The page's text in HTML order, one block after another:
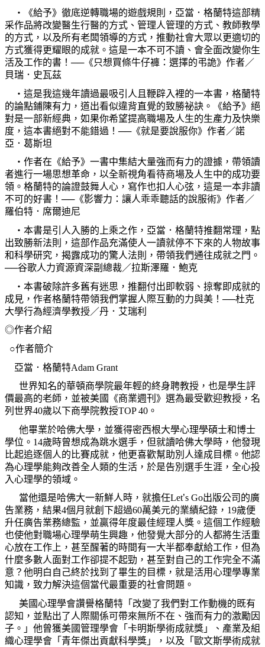
‧《給予》徹底逆轉職場的遊戲規則，亞當．格蘭特這部精
采作品將改變醫生行醫的方式、管理人管理的方式、教師教學
的方式，以及所有老闆領導的方式，推動社會大眾以更適切的
方式獲得更耀眼的成就。這是一本不可不讀、會全面改變你生
活及工作的書！──《只想買條牛仔褲：選擇的弔詭》作者／
貝瑞．史瓦茲
‧這是我這幾年讀過最吸引人且鞭辟入裡的一本書，格蘭特
的論點鋪陳有力，道出看似違背直覺的致勝祕訣。《給予》絕
對是一部新經典，如果你希望提高職場及人生的生產力及快樂
度，這本書絕對不能錯過！──《就是要說服你》作者／諾
亞．葛斯坦
‧作者在《給予》一書中集結大量強而有力的證據，帶領讀
者進行一場思想革命，以全新視角看待商場及人生中的成功要
領。格蘭特的論證鼓舞人心，寫作也扣人心弦，這是一本非讀
不可的好書！──《影響力：讓人乖乖聽話的說服術》作者／
羅伯特．席爾迪尼
‧本書是引人入勝的上乘之作，亞當．格蘭特推翻常理，點
出致勝新法則，這部作品充滿使人一讀就停不下來的人物故事
和科學研究，揭露成功的驚人法則，帶領我們通往成就之門。
──谷歌人力資源資深副總裁／拉斯澤羅．鮑克
‧本書破除許多舊有迷思，推翻付出即軟弱、掠奪即成就的
成見，作者格蘭特帶領我們掌握人際互動的力與美！──杜克
大學行為經濟學教授／丹．艾瑞利
◎作者介紹
○作者簡介
亞當．格蘭特Adam Grant
世界知名的華頓商學院最年輕的終身聘教授，也是學生評
價最高的老師，並被美國《商業週刊》選為最受歡迎教授，名
列世界40歲以下商學院教授TOP 40 。
他畢業於哈佛大學，並獲得密西根大學心理學碩士和博士
學位。 14歲時曾想成為跳水選手，但就讀哈佛大學時，他發現
比起追逐個人的比賽成就，他更喜歡幫助別人達成目標。他認
為心理學能夠改善全人類的生活，於是告別選手生涯，全心投
入心理學的領域。
當他還是哈佛大一新鮮人時，就擔任Let’s Go出版公司的廣
告業務，結果4個月就創下超過60萬美元的業績紀錄， 19歲便
升任廣告業務總監，並贏得年度最佳經理人獎。這個工作經驗
也使他對職場心理學萌生興趣，他發覺大部分的人都將生活重
心放在工作上，甚至醒著的時間有一大半都奉獻給工作，但為
什麼多數人面對工作卻提不起勁，甚至對自己的工作完全不滿
意？他明白自己終於找到了畢生的目標，就是活用心理學專業
知識，致力解決這個當代最重要的社會問題。
美國心理學會讚譽格蘭特「改變了我們對工作動機的既有
認知，並點出了人際關係可帶來無所不在、強而有力的激勵因
子。」他曾獲美國管理學會「卡明斯學術成就獎」、產業及組
織心理學會「青年傑出貢獻科學獎」，以及「歐文斯學術成就